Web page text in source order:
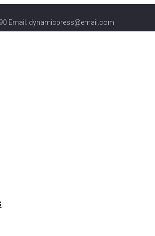
Email: dynamicpress@email.com